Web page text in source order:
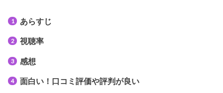
あらすじ
視聴率
感想
面白い！口コミ評価や評判が良い